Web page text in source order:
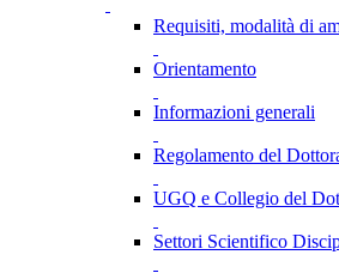
Requisiti, modalità di
Orientamento
Informazioni generali
Regolamento del
UGQ e Collegio del
Settori Scientifico